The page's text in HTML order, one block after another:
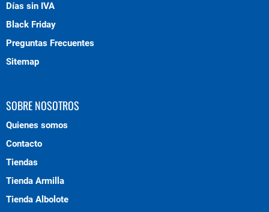
Días sin IVA
Black Friday
Preguntas Frecuentes
Sitemap
SOBRE NOSOTROS
Quienes somos
Contacto
Tiendas
Tienda Armilla
Tienda Albolote